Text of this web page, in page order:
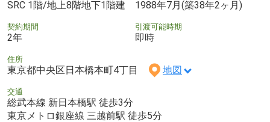
SRC 1階/地上8階地下1階建 1988年7月(築38年2ヶ月)
契約期間
2年
引渡可能時期
即時
住所
東京都中央区日本橋本町4丁目 地図
交通
総武本線 新日本橋駅 徒歩3分
東京メトロ銀座線 三越前駅 徒歩5分